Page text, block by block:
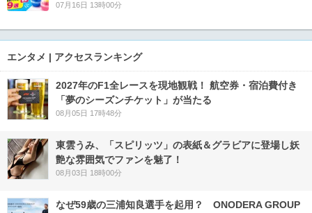
07月16日 13時00分
エンタメ | アクセスランキング
2027年のF1全レースを現地観戦！ 航空券・宿泊費付き
「夢のシーズンチケット」が当たる
08月05日 17時48分
東雲うみ、「スピリッツ」の表紙＆グラビアに登場し妖
艶な雰囲気でファンを魅了！
08月03日 18時00分
なぜ59歳の三浦知良選手を起用？ ONODERA GROUP